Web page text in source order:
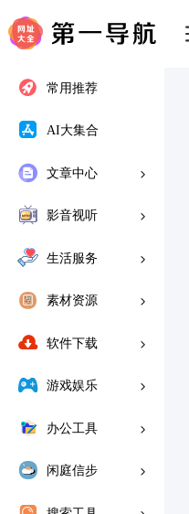
常用推荐
AI大集合
文章中心
影音视听
生活服务
素材资源
软件下载
游戏娱乐
办公工具
闲庭信步